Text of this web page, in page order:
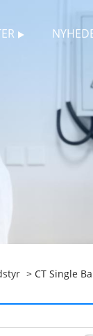
> CT Single